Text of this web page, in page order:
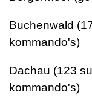
Buchenwald
kommando's)
Dachau (123
kommando's)